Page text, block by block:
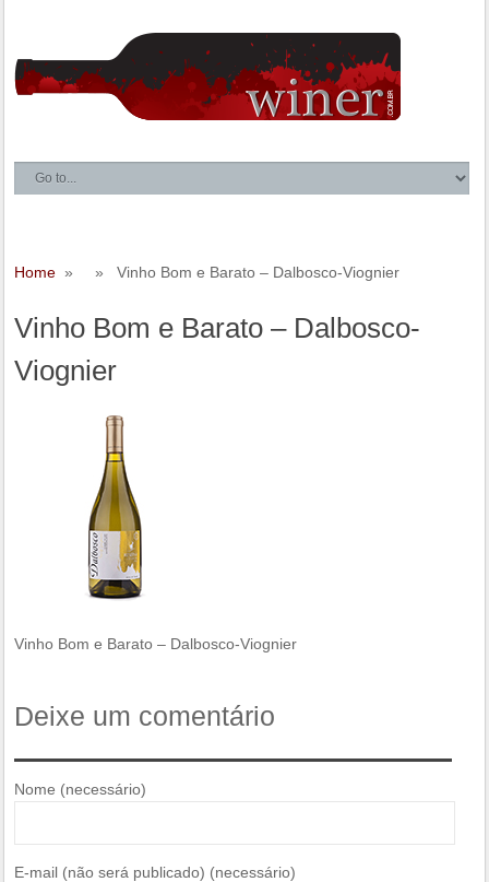
Home » » Vinho Bom e Barato – Dalbosco-Viognier
Vinho Bom e Barato – Dalbosco-
Viognier
Vinho Bom e Barato – Dalbosco-Viognier
Deixe um comentário
Nome (necessário)
E-mail (não será publicado) (necessário)